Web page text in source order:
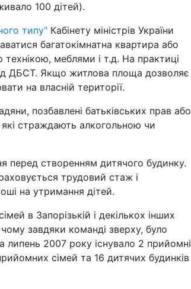
100 дітей).
типу" Кабінету міністрів України
багатокімнатна квартира або
меблями і т.д. На практиці
ДБСТ. Якщо житлова площа дозволяє
на власній території.
позбавлені батьківських прав або
які страждають алкогольною чи
перед створенням дитячого будинку.
трудовий стаж і
на утримання дітей.
в Запорізькій і декількох інших
завдяки команді зверху, було
2007 року існувало 2 прийомні
сімей та 16 дитячих будинків